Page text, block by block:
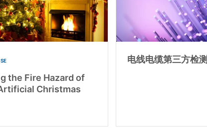
the Fire Hazard of
Christmas
电线电缆第三方检测